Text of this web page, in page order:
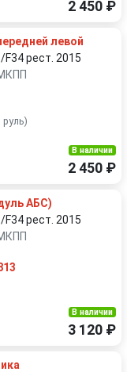
2 450 ₽
левой
F34 рест. 2015
В наличии
2 450 ₽
АБС)
F34 рест. 2015
В наличии
3 120 ₽